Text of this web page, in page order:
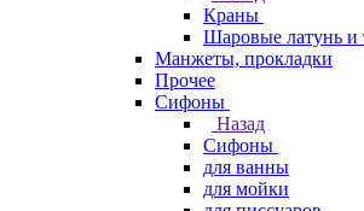
Краны
Шаровые латунь и
Манжеты, прокладки
Прочее
Сифоны
Назад
Сифоны
для ванны
для мойки